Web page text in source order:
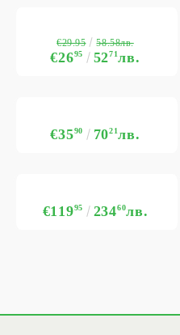
€2695 5271лв.
€29.95 58.58лв.
€3590 7021лв.
€11995 23460лв.